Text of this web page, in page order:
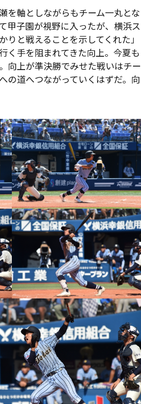
を軸としながらもチーム一丸とな
甲子園が視野に入ったが、横浜ス
と戦えることを示してくれた」
く手を阻まれてきた向上。今夏も
向上が準決勝でみせた戦いはチー
の道へつながっていくはずだ。向